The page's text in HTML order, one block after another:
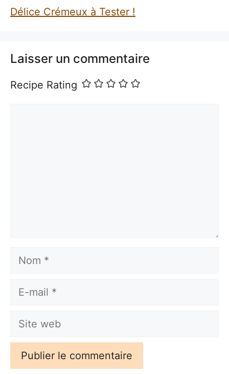
Délice Crémeux à Tester !
Laisser un commentaire
Recipe Rating
Nom
E-
Site